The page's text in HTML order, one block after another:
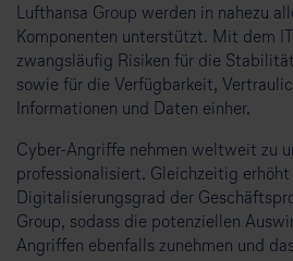
Lufthansa Group werden in nahezu
Komponenten unterstützt. Mit dem
zwangsläufig Risiken für die
sowie für die Verfügbarkeit,
Informationen und Daten einher.
Cyber-Angriffe nehmen weltweit zu
professionalisiert. Gleichzeitig erhöht
Digitalisierungsgrad der
Group, sodass die potenziellen
Angriffen ebenfalls zunehmen und